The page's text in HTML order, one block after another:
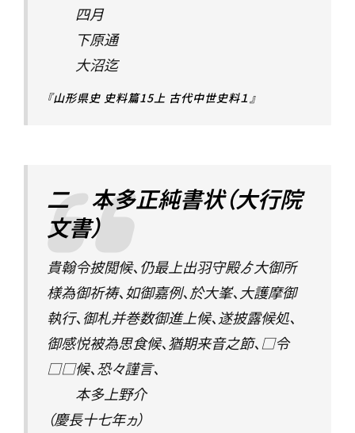
四月
下原通
大沼迄
『山形県史 史料篇15上 古代中世史料１』
二 本多正純書状（大行院
文書）
貴翰令披閲候、仍最上出羽守殿ゟ大御所
様為御祈祷、如御嘉例、於大峯、大護摩御
執行、御札并巻数御進上候、遂披露候処、
御感悦被為思食候、猶期来音之節、□令
□□候、恐々謹言、
本多上野介
（慶長十七年ヵ）